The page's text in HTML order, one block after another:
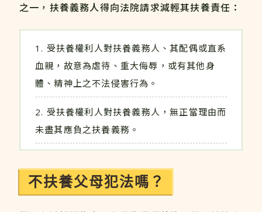
之一，扶養義務人得向法院請求減輕其扶養責任：
受扶養權利人對扶養義務人、其配偶或直系
血親，故意為虐待、重大侮辱，或有其他身
體、精神上之不法侵害行為。
受扶養權利人對扶養義務人，無正當理由而
未盡其應負之扶養義務。
不扶養父母犯法嗎？